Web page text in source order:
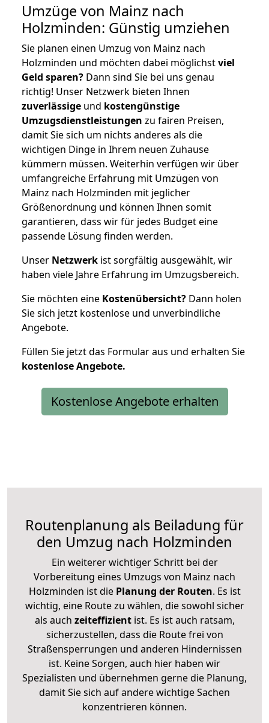
Umzüge von Mainz nach
Holzminden: Günstig umziehen
Sie planen einen Umzug von Mainz nach
Holzminden und möchten dabei möglichstviel
Geld sparen? Dann sind Sie bei uns genau
richtig! Unser Netzwerk bieten Ihnen
zuverlässige und kostengünstige
Umzugsdienstleistungen zu fairen Preisen,
damit Sie sich um nichts anderes als die
wichtigen Dinge in Ihrem neuen Zuhause
kümmern müssen. Weiterhin verfügen wir über
umfangreiche Erfahrung mit Umzügen von
Mainz nach Holzminden mit jeglicher
Größenordnung und können Ihnen somit
garantieren, dass wir für jedes Budget eine
passende Lösung finden werden.
Unser Netzwerk ist sorgfältig ausgewählt, wir
haben viele Jahre Erfahrung im Umzugsbereich.
Sie möchten eine Kostenübersicht? Dann holen
Sie sich jetzt kostenlose und unverbindliche
Angebote.
Füllen Sie jetzt das Formular aus und erhalten Sie
kostenloseAngebote.
Kostenlose Angebote erhalten
Routenplanung als Beiladung für
den Umzug nach Holzminden
Ein weiterer wichtiger Schritt bei der
Vorbereitung eines Umzugs von Mainz nach
Holzminden ist diePlanung der Routen. Es ist
wichtig, eine Route zu wählen, die sowohl sicher
als auch zeiteffizientist. Es ist auch ratsam,
sicherzustellen, dass die Route frei von
Straßensperrungen und anderen Hindernissen
ist. Keine Sorgen, auch hier haben wir
Spezialisten und übernehmen gerne die Planung,
damit Sie sich auf andere wichtige Sachen
konzentrieren können.